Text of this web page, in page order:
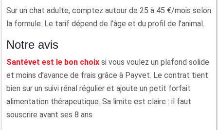
Sur un chat adulte, comptez autour de 25 à 45 €/mois selon
la formule. Le tarif dépend de l’âge et du profil de l’animal.
Notre avis
Santévet est le bon choix si vous voulez un plafond solide
et moins d’avance de frais grâce à Payvet. Le contrat tient
bien sur un suivi rénal régulier et ajoute un petit forfait
alimentation thérapeutique. Sa limite est claire : il faut
souscrire avant ses 8 ans.